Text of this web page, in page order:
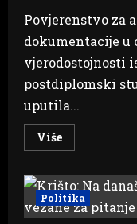
Povjerenstvo za
dokumentacije u
vjerodostojnosti
postdiplomski
uputila...
VišeRead
more
predložilo
poništavanje
diploma
o
Politika